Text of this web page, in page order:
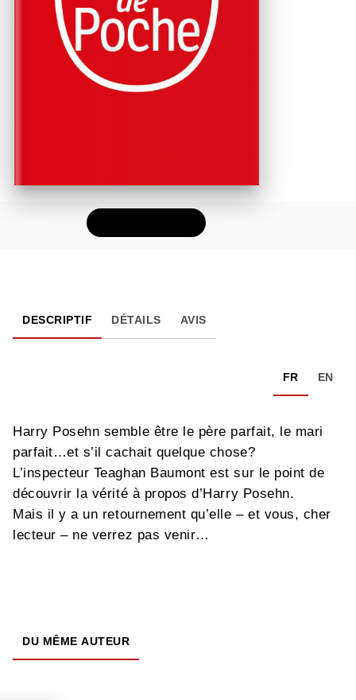
DESCRIPTIF DÉTAILS AVIS
FR EN
Harry Posehn semble être le père parfait, le mari
parfait…et s’il cachait quelque chose?
L’inspecteur Teaghan Baumont est sur le point de
découvrir la vérité à propos d’Harry Posehn.
Mais il y a un retournement qu’elle – et vous, cher
lecteur – ne verrez pas venir…
DU MÊME AUTEUR